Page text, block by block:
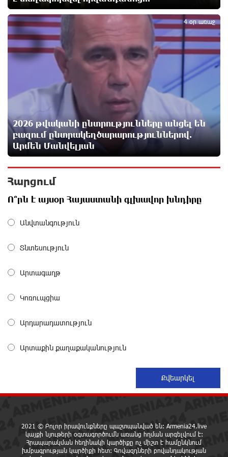
ԵԱՏՄ֊ն չի ուզում, որ իր միջոցներով զարգանա
Հայաստանի տնտեսությունը ու հետո գնա ԵՄ.
Արշակ Կարապետյան
16 ժամ առաջ
ԱՄՆ վերաքննիչ դատարանը արգելափակել է
Թրամփի 400 միլիոն դոլար արժողությամբ
Սպիտակ տան պարահանդեսային դահլիճի
16 ժամ առաջ
Կաթողիկոսի նկատմամբ իրականացվող
բռնադատավարությունը միահեծան իշխանության
Մեր երկրում իշխանության և ընդդիմության
միայն ՀՀ քաղաքացին. Աննա Կոստանյան
զբոսաշրջիկներին
եպիսկոպոսների դեմ քրեական հետապնդումը
Սարյան փողոցի բնակարաններից մեկում
պայթյունի հետևանքով 55-ամյա տղամարդը
այրվածքներով տեղափոխվել է
«Այրվածքաբանության ազգային կենտրոն»
Սլովակիայի արևելքում արտակարգ դրություն է
հայտարարվել շոգի ալիքների պատճառով
2026 թվականի ընտրությունները անցել են
բազում ընտրակեղծարարություններով.
Արմեն Մանվելյան
4 օր առաջ
5
Հարցում
Ո՞րն է այսօր Հայաստանի գլխավոր խնդիրը
Անվտանգություն
Տնտեսություն
Արտագաղթ
Կոռուպցիա
Արդարադատություն
Արտաքին քաղաքականություն
2021 © Բոլոր իրավունքները պաշտպանված են: Armenia24.live
կայքի նյութերի օգտագործումն առանց հղման արգելվում է:
Հրապարակման հեղինակի կարծիքը ոչ միշտ է համընկնում
խմբագրության կարծիքի հետ: Գովազդների բովանդակության